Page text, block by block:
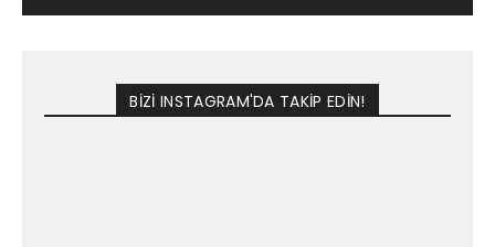
BİZİ INSTAGRAM'DA TAKİP EDİN!